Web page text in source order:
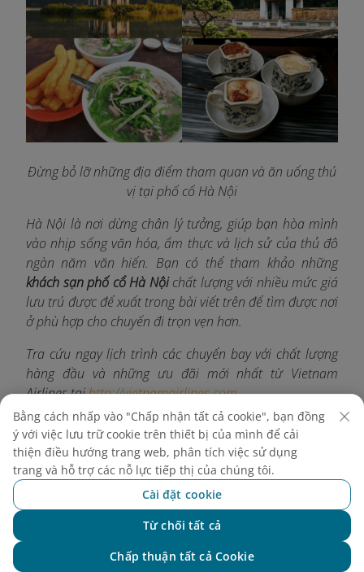
Đừng bỏ lỡ những địa điểm tham quan và ăn uống thú
vị tại phố cổ Hà Nội
Hà Nội là nơi dừng chân lý tưởng, giúp bạn hòa mình
vào nhịp sống văn hóa, ẩm thực và lịch sử của thủ đô
ngàn năm văn hiến. Bạn có thể tham khảo những
khách sạn phố cổ Hà Nộichất lượng với nhiều mức giá
lưu trú được để xuất trong bài viết trên để tìm được nơi
ở phù hợp cho chuyến đi trọn vẹn hơn.
Tra cứu ngay lịch trình các chuyến bay với chất lượng
hàng đầu và những ưu đãi mới nhất từ Vietnam
Airlines tạihttp://vietnamairlines.com.
Khám phá thêm
Bằng cách nhấp vào "Chấp nhận tất cả cookie", bạn đồng
ý với việc lưu trữ cookie trên thiết bị của mình để cải
thiện điều hướng trang web, phân tích việc sử dụng
trang và hỗ trợ các nỗ lực tiếp thị của chúng tôi.
Cài đặt cookie
Từ chối tất cả
Chấp thuận tất cả Cookie